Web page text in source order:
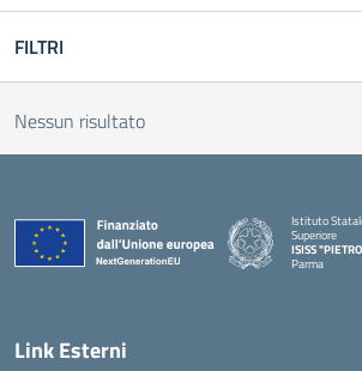
FILTRI
Nessun risultato
Istituto
Superiore
ISISS
Parma
Link Esterni